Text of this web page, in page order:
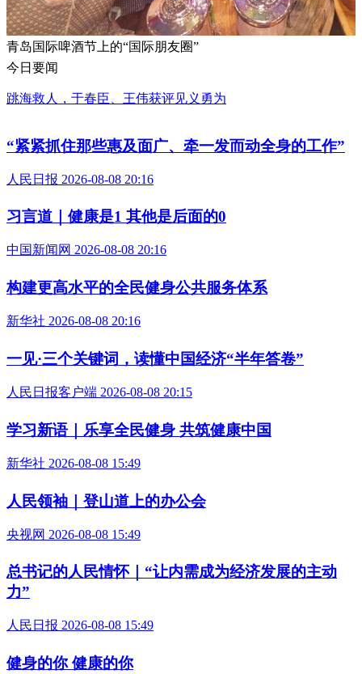
夏夜缤纷“火热”，台东步行街“升温”
今日要闻
跳海救人，于春臣、王伟获评见义勇为
“紧紧抓住那些惠及面广、牵一发而动全身的工作”
人民日报 2026-08-08 20:16
习言道｜健康是1 其他是后面的0
中国新闻网 2026-08-08 20:16
构建更高水平的全民健身公共服务体系
新华社 2026-08-08 20:16
一见·三个关键词，读懂中国经济“半年答卷”
人民日报客户端 2026-08-08 20:15
学习新语｜乐享全民健身 共筑健康中国
新华社 2026-08-08 15:49
人民领袖｜登山道上的办公会
央视网 2026-08-08 15:49
总书记的人民情怀｜“让内需成为经济发展的主动
力”
人民日报 2026-08-08 15:49
健身的你 健康的你